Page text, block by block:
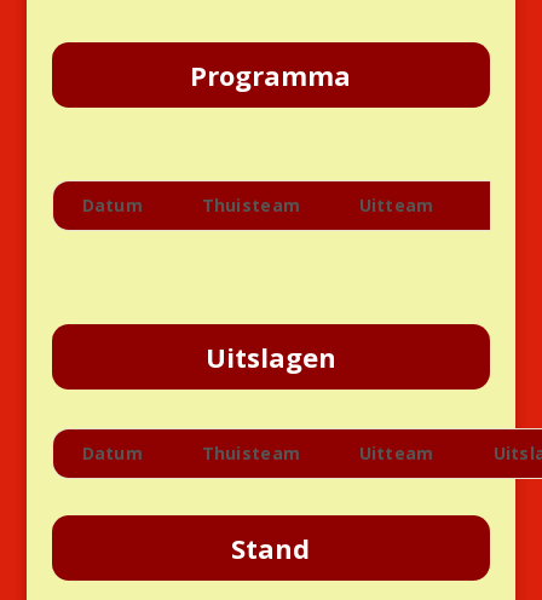
Programma
Datum Thuisteam Uitteam
Uitslagen
Datum Thuisteam Uitteam
Stand